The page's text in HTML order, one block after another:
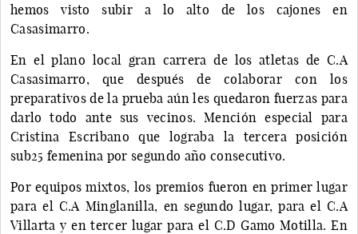
hemos visto subir a lo alto de los cajones en
Casasimarro.
En el plano local gran carrera de los atletas de C.A
Casasimarro, que después de colaborar con los
preparativos de la prueba aún les quedaron fuerzas para
darlo todo ante sus vecinos. Mención especial para
Cristina Escribano que lograba la tercera posición
sub25 femenina por segundo año consecutivo.
Por equipos mixtos, los premios fueron en primer lugar
para el C.A Minglanilla, en segundo lugar, para el C.A
Villarta y en tercer lugar para el C.D Gamo Motilla. En